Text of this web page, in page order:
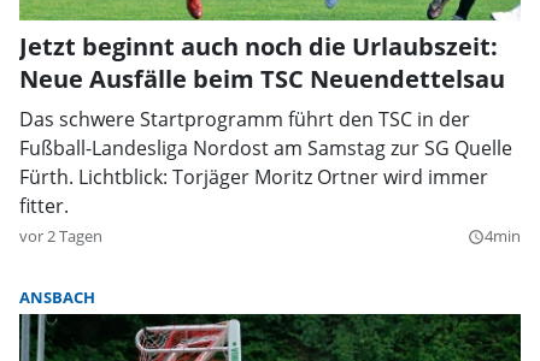
Jetzt beginnt auch noch die Urlaubszeit:
Neue Ausfälle beim TSC Neuendettelsau
Das schwere Startprogramm führt den TSC in der
Fußball-Landesliga Nordost am Samstag zur SG Quelle
Fürth. Lichtblick: Torjäger Moritz Ortner wird immer
fitter.
vor 2 Tagen query_builder4min
ANSBACH